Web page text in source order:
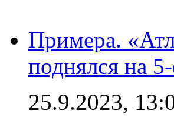
Примера.
поднялся на
25.9.2023,